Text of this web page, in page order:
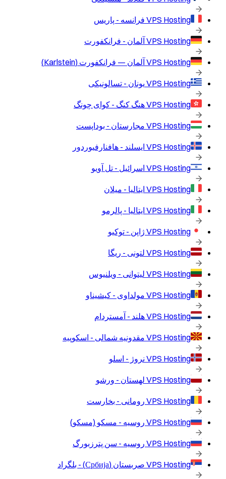
VPS Hosting فرانسه - پاریس
VPS Hosting آلمان - فرانکفورت
VPS Hosting آلمان — فرانکفورت (Karlstein)
VPS Hosting یونان - تسالونیکی
VPS Hostingهنگ کنگ - کوای چونگ
VPS Hosting مجارستان - بوداپست
VPS Hosting ایسلند - هافنارفیوردور
VPS Hosting اسرائیل - تل آویو
VPS Hosting ایتالیا - میلان
VPS Hosting ایتالیا - پالرمو
VPS Hosting ژاپن - توکیو
VPS Hosting لتونی - ریگا
VPS Hosting لیتوانی - ویلنیوس
VPS Hosting مولداوی - کیشیناو
VPS Hostingهلند - آمستردام
VPS Hosting مقدونیه شمالی - اسکوپیه
VPS Hosting نروژ - اسلو
VPS Hosting لهستان - ورشو
VPS Hosting رومانی - بخارست
VPS Hosting روسیه - مسکو (مسکو)
VPS Hosting روسیه - سن پترزبورگ
VPS Hosting صربستان (Србија) - بلگراد